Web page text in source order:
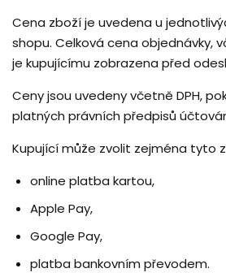
Cena zboží je uvedena u
shopu. Celková cena objednávky,
je kupujícímu zobrazena před
Ceny jsou uvedeny včetně DPH,
platných právních předpisů
Kupující může zvolit zejména tyto
online platba kartou,
Apple Pay,
Google Pay,
platba bankovním převodem.